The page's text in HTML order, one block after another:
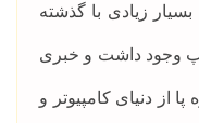
زیادی با گذشته
وجود داشت و خبری
از دنیای کامپیوتر و